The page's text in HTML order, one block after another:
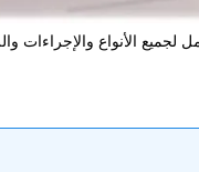
لجميع الأنواع والإجراءات